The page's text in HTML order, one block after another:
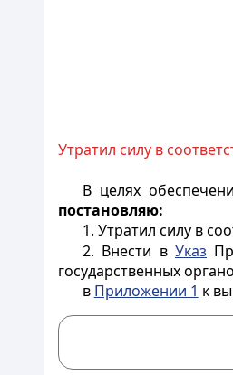
Утратил силу в
В целях
постановляю:
1. Утратил силу в
2. Внести в Указ
государственных
в Приложении 1 к